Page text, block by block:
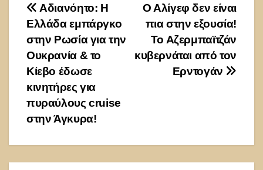
Πλοήγηση
άρθρων
Ο Αλίγεφ δεν είναι
πια στην εξουσία!
Το Αζερμπαϊτζάν
κυβερνάται από τον
Ερντογάν
Αδιανόητο: Η
Ελλάδα εμπάργκο
στην Ρωσία για την
Ουκρανία & το
Κίεβο έδωσε
κινητήρες για
πυραύλους cruise
στην Άγκυρα!